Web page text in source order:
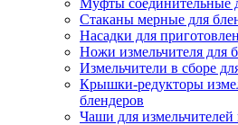
Муфты соединительные
Стаканы мерные для
Насадки для
Ножи измельчителя для
Измельчители в сборе
Крышки-редукторы
блендеров
Чаши для